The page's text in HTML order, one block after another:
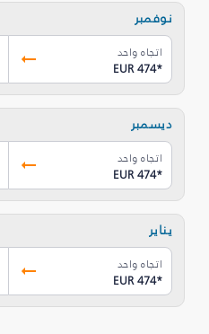
نوفمبر
اتجاه واحد
EUR 474*
ديسمبر
اتجاه واحد
EUR 474*
يناير
اتجاه واحد
EUR 474*